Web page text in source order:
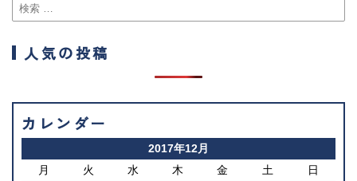
人気の投稿
カレンダー
2017年12月
月
火 水 木 金 土 日